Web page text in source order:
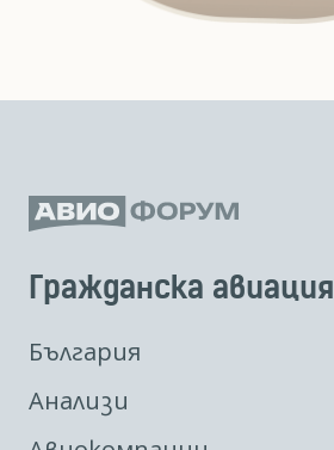
Гражданска авиация
България
Анализи